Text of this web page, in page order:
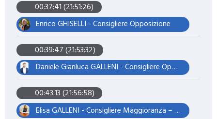
00:37:41 (21:51:26)
Enrico GHISELLI - Consigliere Opposizione
00:39:47 (21:53:32)
Daniele Gianluca GALLENI - Consigliere Opposizione
00:43:13 (21:56:58)
Elisa GALLENI - Consigliere Maggioranza – Assessore